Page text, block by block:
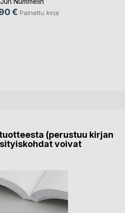
€ Painettu kirja
(perustuu kirjan
voivat